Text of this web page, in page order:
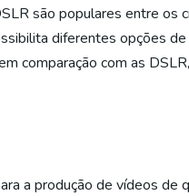
são populares entre os
diferentes opções
comparação com as
a produção de vídeos